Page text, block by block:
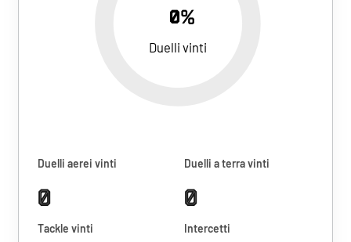
0%
Duelli vinti
Duelli aerei vinti
0
Duelli a terra vinti
0
Tackle vinti Intercetti